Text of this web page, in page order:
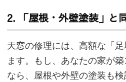
2. 「屋根・外壁塗装」と
天窓の修理には、高額な「
ます。もし、あなたの家が
なら、屋根や外壁の塗装も検